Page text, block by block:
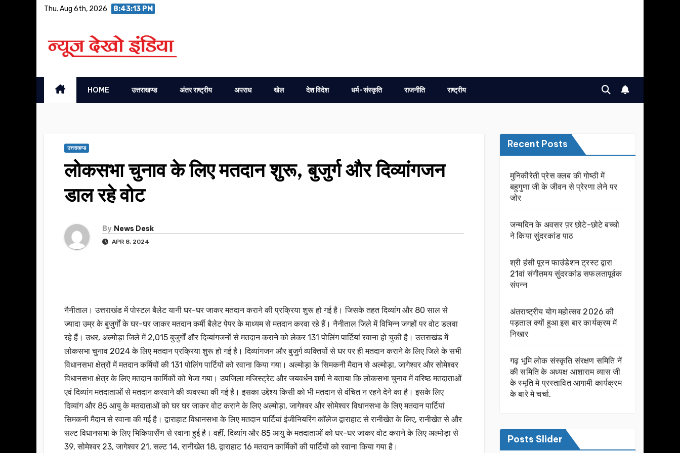
Thu. Aug 6th, 2026 8:43:14 PM
HOME उत्तराखण्ड अंतर राष्ट्रीय अपराध खेल देश विदेश धर्म-संस्कृति राजनीति राष्ट्रीय
उत्तराखण्ड
लोकसभा चुनाव के लिए मतदान शुरू, बुजुर्ग और दिव्यांगजन
डाल रहे वोट
By News Desk
APR 8, 2024
नैनीताल। उत्तराखंड में पोस्टल बैलेट यानी घर-घर जाकर मतदान कराने की प्रक्रिया शुरू हो गई है। जिसके तहत दिव्यांग और 80 साल से
ज्यादा उम्र के बुजुर्गों के घर-घर जाकर मतदान कर्मी बैलेट पेपर के माध्यम से मतदान करवा रहे हैं। नैनीताल जिले में विभिन्न जगहों पर वोट डलवा
रहे हैं। उधर, अल्मोड़ा जिले में 2,015 बुजुर्गों और दिव्यांगजनों से मतदान कराने को लेकर 131 पोलिंग पार्टियां रवाना हो चुकी है। उत्तराखंड में
लोकसभा चुनाव 2024 के लिए मतदान प्रक्रिया शुरू हो गई है। दिव्यांगजन और बुजुर्ग व्यक्तियों से घर पर ही मतदान कराने के लिए जिले के सभी
विधानसभा क्षेत्रों में मतदान कर्मियों की 131 पोलिंग पार्टियों को रवाना किया गया। अल्मोड़ा के सिमकनी मैदान से अल्मोड़ा, जागेश्वर और सोमेश्वर
विधानसभा क्षेत्र के लिए मतदान कार्मिकों को भेजा गया। उपजिला मजिस्ट्रेट और जयवर्धन शर्मा ने बताया कि लोकसभा चुनाव में वरिष्ठ मतदाताओं
एवं दिव्यांग मतदाताओं से मतदान करवाने की व्यवस्था की गई है। इसका उद्देश्य किसी को भी मतदान से वंचित न रहने देने का है। इसके लिए
दिव्यांग और 85़ आयु के मतदाताओं को घर घर जाकर वोट कराने के लिए अल्मोड़ा, जागेश्वर और सोमेश्वर विधानसभा के लिए मतदान पार्टियां
सिमकनी मैदान से रवाना की गई है। द्वाराहाट विधानसभा के लिए मतदान पार्टियां इंजीनियरिंग कॉलेज द्वाराहाट से रानीखेत के लिए, रानीखेत से और
सल्ट विधानसभा के लिए भिकियासैंण से रवाना हुई है। वहीं, दिव्यांग और 85़ आयु के मतदाताओं को घर-घर जाकर वोट कराने के लिए अल्मोड़ा से
39, सोमेश्वर 23, जागेश्वर 21, सल्ट 14, रानीखेत 18, द्वाराहाट 16 मतदान कार्मिकों की पार्टियों को रवाना किया गया है।
Recent Posts
मुनिकीरेती प्रेस क्लब की गोष्ठी में
बहुगुणा जी के जीवन से प्रेरणा लेने पर
जोर
जन्मदिन के अवसर प़र छोटे-छोटे बच्चो
ने किया सुंदरकांड पाठ
श्री हंसी पूरन फाउंडेशन ट्रस्ट द्वारा
21वां संगीतमय सुंदरकांड सफलतापूर्वक
संपन्न
अंतराष्ट्रीय योग महोत्सव 2026 की
पड़ताल क्यों हुआ इस बार कार्यक्रम में
निखार
गढ़ भूमि लोक संस्कृति संरक्षण समिति नें
की समिति के अध्यक्ष आशाराम व्यास जी
के स्मृति मे प्रस्तावित आगामी कार्यक्रम
के बारे मे चर्चा.
Posts Slider